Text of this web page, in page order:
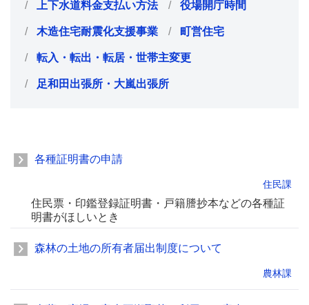
上下水道料金支払い方法 役場開庁時間
木造住宅耐震化支援事業 町営住宅
転入・転出・転居・世帯主変更
足和田出張所・大嵐出張所
各種証明書の申請
住民課
住民票・印鑑登録証明書・戸籍謄抄本などの各種証
明書がほしいとき
森林の土地の所有者届出制度について
農林課